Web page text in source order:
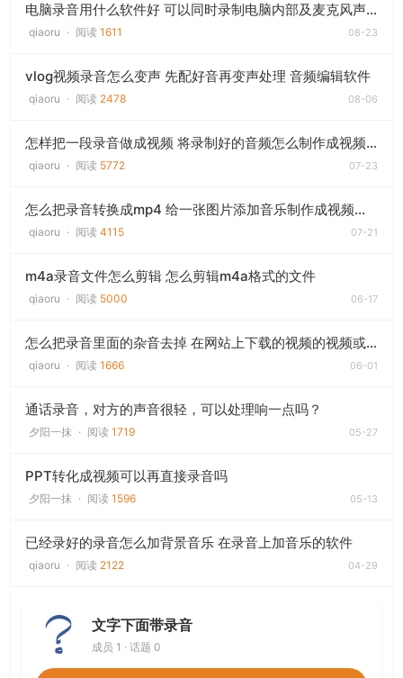
电脑录音用什么软件好 可以同时录制电脑内部及麦克风声音的方法
qiaoru · 阅读 1611 08-23
vlog视频录音怎么变声 先配好音再变声处理 音频编辑软件
qiaoru · 阅读 2478 08-06
怎样把一段录音做成视频 将录制好的音频怎么制作成视频文件
qiaoru · 阅读 5772 07-23
怎么把录音转换成mp4 给一张图片添加音乐制作成视频文件
qiaoru · 阅读 4115 07-21
m4a录音文件怎么剪辑 怎么剪辑m4a格式的文件
qiaoru · 阅读 5000 06-17
怎么把录音里面的杂音去掉 在网站上下载的视频的视频或者是自己录制的视频去掉杂音
qiaoru · 阅读 1666 06-01
通话录音，对方的声音很轻，可以处理响一点吗？
夕阳一抹 · 阅读 1719 05-27
PPT转化成视频可以再直接录音吗
夕阳一抹 · 阅读 1596 05-13
已经录好的录音怎么加背景音乐 在录音上加音乐的软件
qiaoru · 阅读 2122 04-29
文字下面带录音
成员 1 · 话题 0